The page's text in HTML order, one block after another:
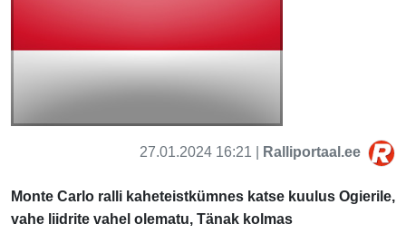
27.01.2024 16:21 | Ralliportaal.ee
Monte Carlo ralli kaheteistkümnes katse kuulus Ogierile,
vahe liidrite vahel olematu, Tänak kolmas